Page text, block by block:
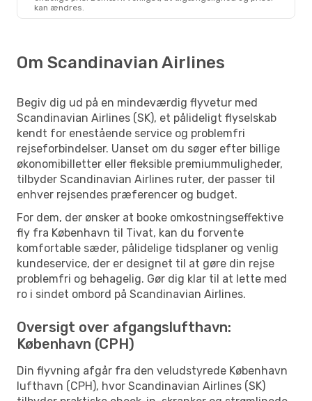
kan ændres.
Om Scandinavian Airlines
Begiv dig ud på en mindeværdig flyvetur med
Scandinavian Airlines (SK), et pålideligt flyselskab
kendt for enestående service og problemfri
rejseforbindelser. Uanset om du søger efter billige
økonomibilletter eller fleksible premiummuligheder,
tilbyder Scandinavian Airlines ruter, der passer til
enhver rejsendes præferencer og budget.
For dem, der ønsker at booke omkostningseffektive
fly fra København til Tivat, kan du forvente
komfortable sæder, pålidelige tidsplaner og venlig
kundeservice, der er designet til at gøre din rejse
problemfri og behagelig. Gør dig klar til at lette med
ro i sindet ombord på Scandinavian Airlines.
Oversigt over afgangslufthavn:
København (CPH)
Din flyvning afgår fra den veludstyrede København
lufthavn (CPH), hvor Scandinavian Airlines (SK)